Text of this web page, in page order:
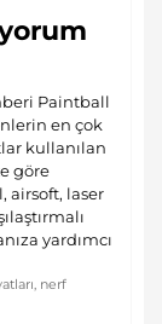
Paintball
en çok
kullanılan
göre
airsoft, laser
yardımcı
, nerf